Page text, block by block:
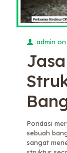
admin on
Pondasi
sebuah
sangat